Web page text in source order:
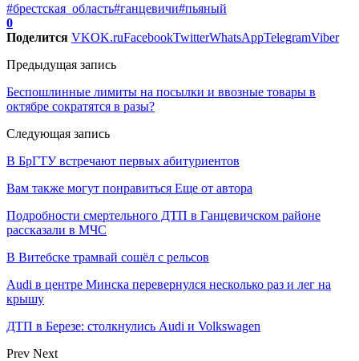
#брестская_область#ганцевичи#пьяный
0
Поделится VKOK.ruFacebookTwitterWhatsAppTelegramViber
Предыдущая запись
Беспошлинные лимиты на посылки и ввозные товары в
октябре сократятся в разы?
Следующая запись
В БрГТУ встречают первых абитуриентов
Вам также могут понравиться Еще от автора
Подробности смертельного ДТП в Ганцевичском районе
рассказали в МЧС
В Витебске трамвай сошёл с рельсов
Audi в центре Минска перевернулся несколько раз и лег на
крышу
ДТП в Березе: столкнулись Audi и Volkswagen
Prev Next